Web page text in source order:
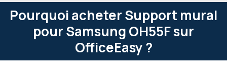
Pourquoi acheter Support mural
pour Samsung OH55F sur
OfficeEasy ?